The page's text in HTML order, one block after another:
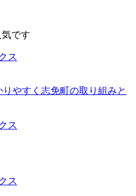
ス
やすく志免町の取り組みと
ス
ス